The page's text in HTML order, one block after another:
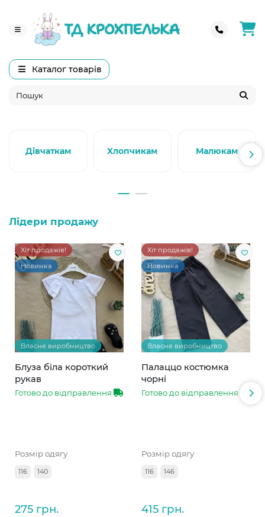
Каталог товарів
Дівчаткам Хлопчикам Малюкам
Лідери продажу
Хіт продажів!
Новинка
Власне виробництво
Блуза біла короткий
рукав
Готово до відправлення
Розмір одягу
116 140
275 грн.
Хіт продажів!
Новинка
Власне виробництво
Палаццо костюмка
чорні
Готово до відправлення
Розмір одягу
116 146
415 грн.